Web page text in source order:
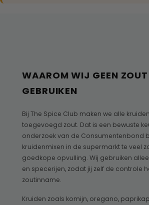
WAAROM WIJ GEEN ZOUT
GEBRUIKEN
Bij The Spice Club maken we alle
toegevoegd zout. Dat is een bewuste
onderzoek van de Consumentenbond
kruidenmixen in de supermarkt te veel
goedkope opvulling. Wij gebruiken
en specerijen, zodat jij zelf de controle
zoutinname.
Kruiden zoals komijn, oregano,